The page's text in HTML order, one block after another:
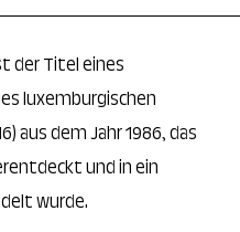
der Titel eines
luxemburgischen
aus dem Jahr 1986, das
und in ein
wurde.